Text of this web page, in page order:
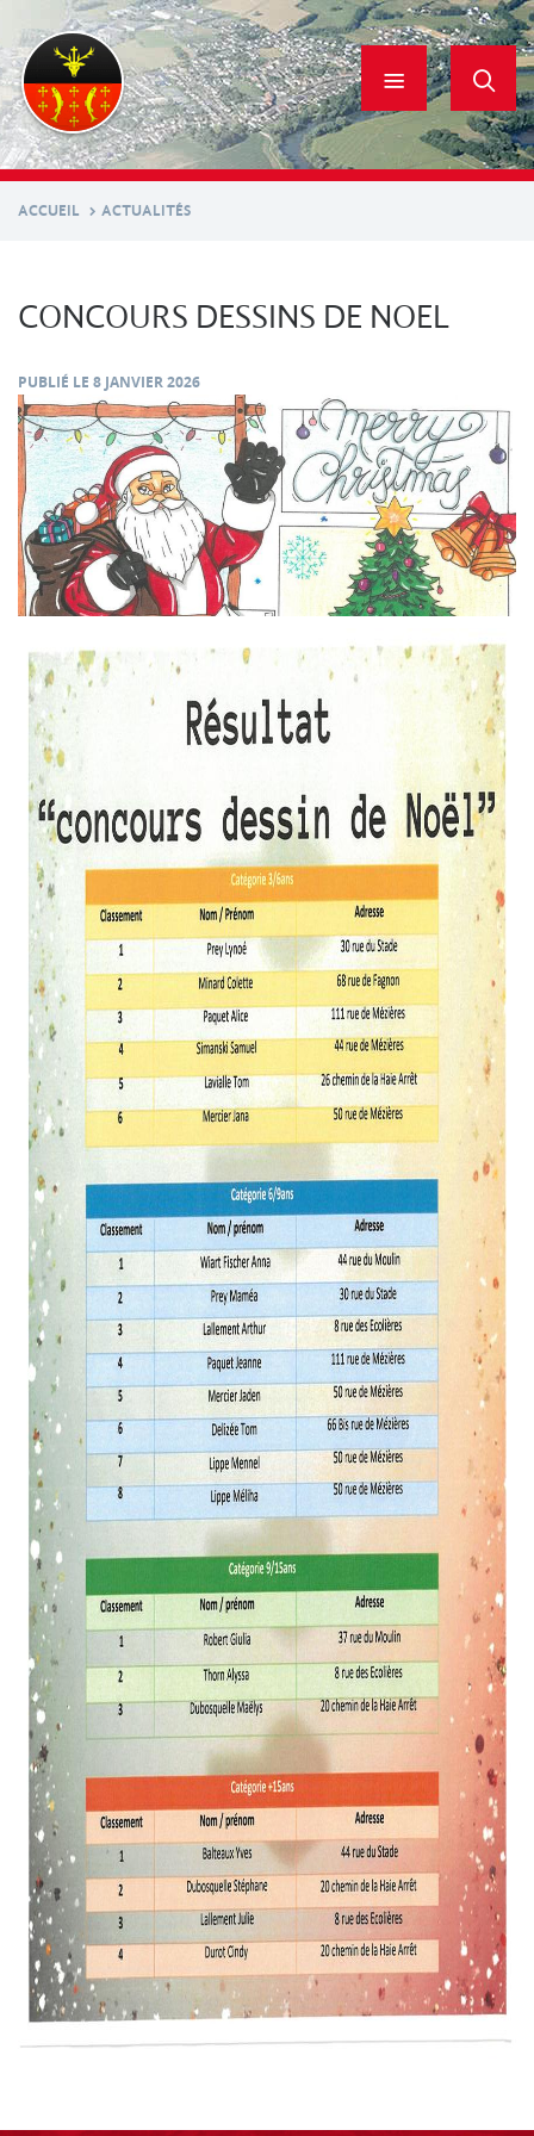
contenu
principal
ACCUEIL ACTUALITÉS
CONCOURS DESSINS DE NOEL
PUBLIÉ LE 8 JANVIER 2026